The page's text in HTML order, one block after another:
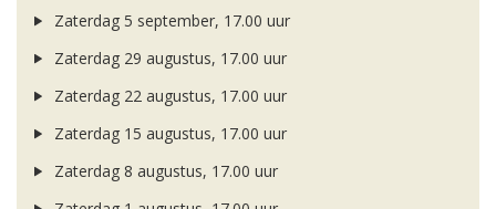
Zaterdag 5 september, 17.00 uur
Zaterdag 29 augustus, 17.00 uur
Zaterdag 22 augustus, 17.00 uur
Zaterdag 15 augustus, 17.00 uur
Zaterdag 8 augustus, 17.00 uur